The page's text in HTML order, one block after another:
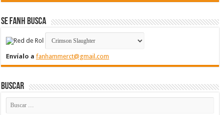
Se FanH Busca
Envíalo afanhammerct@gmail.com
Buscar